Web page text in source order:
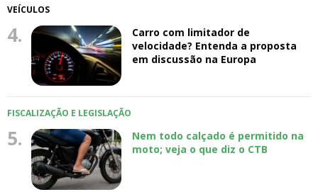
VEÍCULOS
4.
Carro com limitador de
velocidade? Entenda a proposta
em discussão na Europa
FISCALIZAÇÃO E LEGISLAÇÃO
5.
Nem todo calçado é permitido na
moto; veja o que diz o CTB